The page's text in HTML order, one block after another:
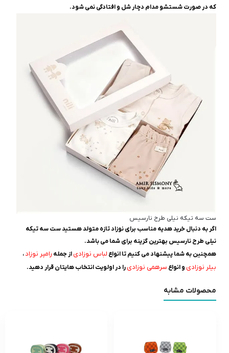
که در صورت شستشو مدام دچار شل و افتادگی نمی شود.
ست سه تیکه نیلی طرح نارسیس
اگر به دنبال خرید هدیه مناسب برای نوزاد تازه متولد هستید ست سه تیکه
نیلی طرح نارسیس بهترین گزینه برای شما می باشد.
همچنین به شما پیشنهاد می کنیم تا انواع لباس نوزادیاز جمله رامپر نوزاد،
بیلر نوزادی و انواع سرهمی نوزادیرا در اولویت انتخاب هایتان قرار دهید.
محصولات مشابه